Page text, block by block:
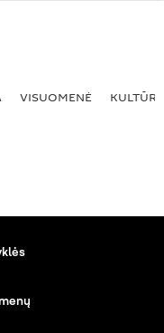
VISUOMENĖ KULTŪRA